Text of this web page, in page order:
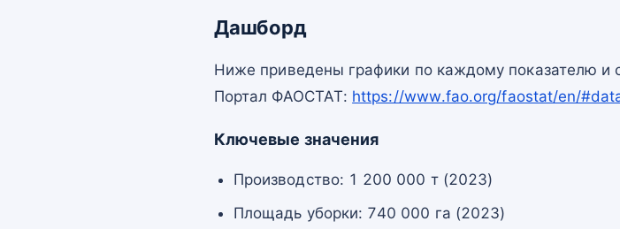
Дашборд
Ниже приведены графики по каждому показателю и
Портал ФАОСТАТ: https://www.fao.org/faostat/en/
Ключевые значения
Производство: 1 200 000 т (2023)
Площадь уборки: 740 000 га (2023)